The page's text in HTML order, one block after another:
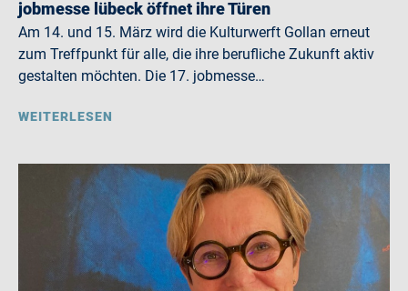
jobmesse lübeck öffnet ihre Türen
Am 14. und 15. März wird die Kulturwerft Gollan erneut
zum Treffpunkt für alle, die ihre berufliche Zukunft aktiv
gestalten möchten. Die 17. jobmesse…
WEITERLESEN